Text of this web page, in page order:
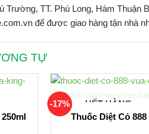
Trường, TT. Phú Long, Hàm Thuận
để được giao hàng tận nhà
TỰ
-17%
HẾT HÀNG
Thuốc Diệt Cỏ 888